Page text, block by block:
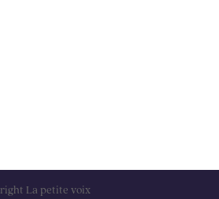
La petite voix